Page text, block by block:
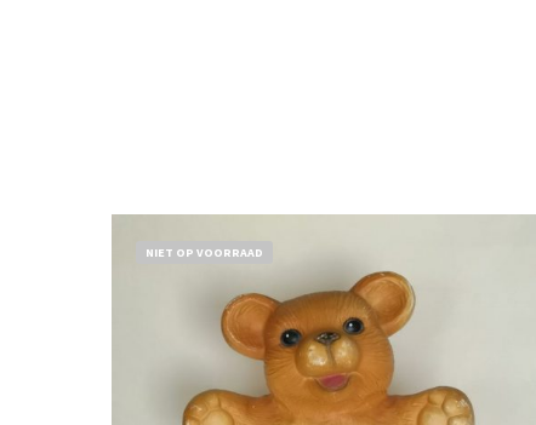
NIET OP VOORRAAD